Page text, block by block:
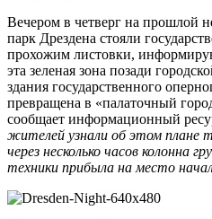
Вечером в четверг на прошлой
парк Дрездена стояли
прохожим листовки,
эта зеленая зона позади
здания государственного
превращена в «палаточный
сообщает информационный
жителей узнали об этом плане
через несколько часов колонна
техники прибыла на место